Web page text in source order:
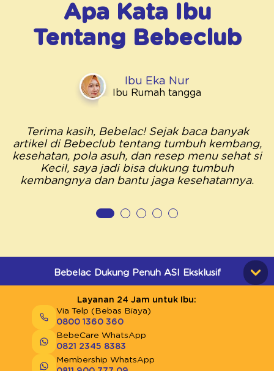
Apa Kata Ibu
Tentang Bebeclub
Ibu Eka Nur
Ibu Rumah tangga
Terima kasih, Bebelac! Sejak baca banyak
artikel di Bebeclub tentang tumbuh kembang,
kesehatan, pola asuh, dan resep menu sehat si
Kecil, saya jadi bisa dukung tumbuh
kembangnya dan bantu jaga kesehatannya.
Bebelac Dukung Penuh ASI Eksklusif
Layanan 24 Jam untuk Ibu:
Via Telp (Bebas Biaya)
0800 1360 360
BebeCare WhatsApp
0821 2345 8383
Membership WhatsApp